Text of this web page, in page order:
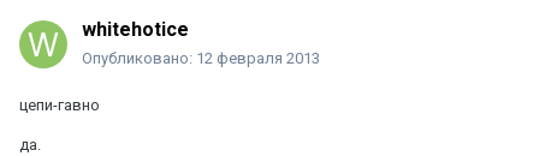
whitehotice
Опубликовано: 12 февраля 2013
цепи-гавно
да.